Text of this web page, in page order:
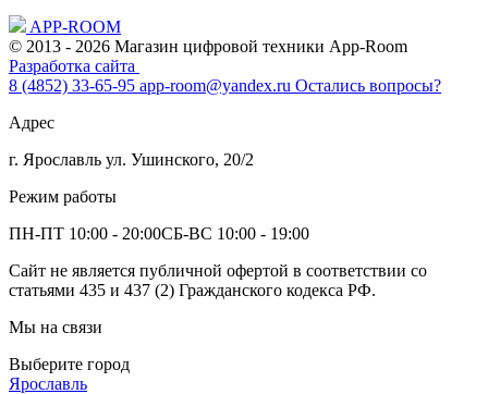
APP-ROOM
© 2013 - 2026 Магазин цифровой техники App-Room
Разработка сайта
8 (4852) 33-65-95 app-room@yandex.ru Остались вопросы?
Адрес
г. Ярославль ул. Ушинского, 20/2
Режим работы
ПН-ПТ 10:00 - 20:00СБ-ВС 10:00 - 19:00
Сайт не является публичной офертой в соответствии со
статьями 435 и 437 (2) Гражданского кодекса РФ.
Мы на связи
Выберите город
Ярославль